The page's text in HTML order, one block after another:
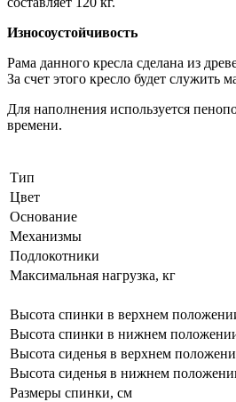
Износоустойчивость
Рама данного кресла сделана из
За счет этого кресло будет служить
Для наполнения используется
времени.
Тип
Цвет
Основание
Механизмы
Подлокотники
Максимальная нагрузка, кг
Высота спинки в верхнем
Высота спинки в нижнем
Высота сиденья в верхнем
Высота сиденья в нижнем
Размеры спинки, см